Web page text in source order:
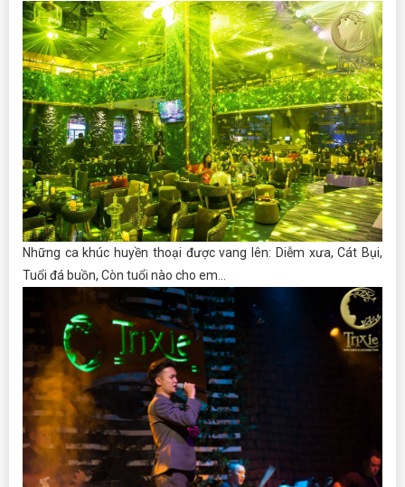
Những ca khúc huyền thoại được vang lên: Diễm xưa, Cát Bụi,
Tuổi đá buồn, Còn tuổi nào cho em…